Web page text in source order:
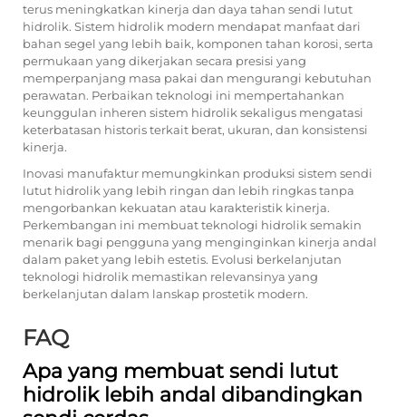
terus meningkatkan kinerja dan daya tahan sendi lutut
hidrolik. Sistem hidrolik modern mendapat manfaat dari
bahan segel yang lebih baik, komponen tahan korosi, serta
permukaan yang dikerjakan secara presisi yang
memperpanjang masa pakai dan mengurangi kebutuhan
perawatan. Perbaikan teknologi ini mempertahankan
keunggulan inheren sistem hidrolik sekaligus mengatasi
keterbatasan historis terkait berat, ukuran, dan konsistensi
kinerja.
Inovasi manufaktur memungkinkan produksi sistem sendi
lutut hidrolik yang lebih ringan dan lebih ringkas tanpa
mengorbankan kekuatan atau karakteristik kinerja.
Perkembangan ini membuat teknologi hidrolik semakin
menarik bagi pengguna yang menginginkan kinerja andal
dalam paket yang lebih estetis. Evolusi berkelanjutan
teknologi hidrolik memastikan relevansinya yang
berkelanjutan dalam lanskap prostetik modern.
FAQ
Apa yang membuat sendi lutut
hidrolik lebih andal dibandingkan